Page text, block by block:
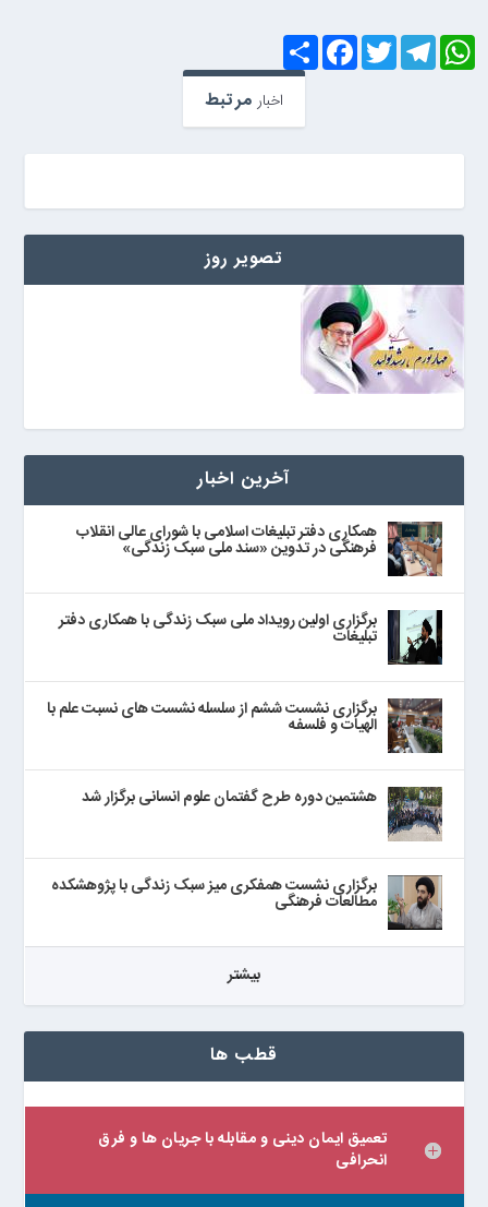
S
h
a
F
a
c
T
w
i
T
e
l
W
h
a
اخبار مرتبط
تصویر روز
آخرین اخبار
همکاری دفتر تبلیغات اسلامی با شورای عالی انقلاب
فرهنگی در تدوین «سند ملی سبک زندگی»
برگزاری اولین رویداد ملی سبک زندگی با همکاری دفتر
تبلیغات
برگزاری نشست ششم از سلسله نشست های نسبت علم با
الهیات و فلسفه
هشتمین دوره طرح گفتمان علوم انسانی برگزار شد
برگزاری نشست همفکری میز سبک زندگی با پژوهشکده
مطالعات فرهنگی
بيشتر
قطب ها
تعمیق ایمان دینی و مقابله با جریان ها و فرق
انحرافی